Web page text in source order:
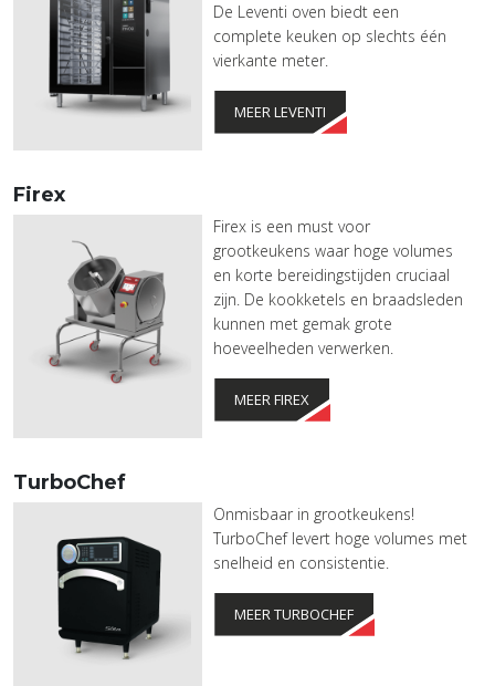
De Leventi oven biedt een
complete keuken op slechts één
vierkante meter.
MEER LEVENTI
Firex
Firex is een must voor
grootkeukens waar hoge volumes
en korte bereidingstijden cruciaal
zijn. De kookketels en braadsleden
kunnen met gemak grote
hoeveelheden verwerken.
MEER FIREX
TurboChef
Onmisbaar in grootkeukens!
TurboChef levert hoge volumes met
snelheid en consistentie.
MEER TURBOCHEF